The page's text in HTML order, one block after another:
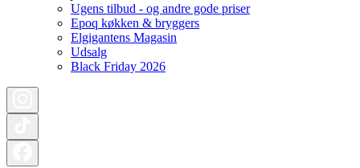
Ugens tilbud - og andre gode priser
Epoq køkken & bryggers
Elgigantens Magasin
Udsalg
Black Friday 2026